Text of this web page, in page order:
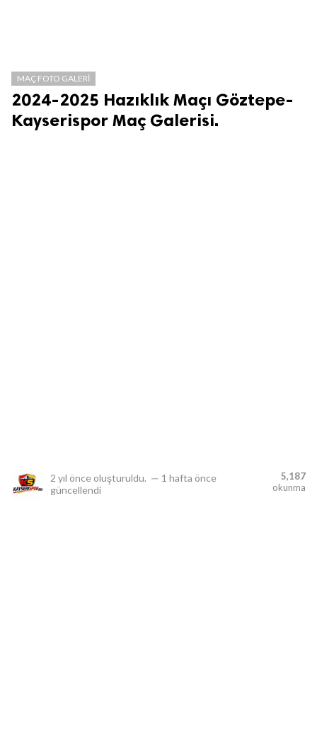
MAÇ FOTO GALERI
2024-2025 Hazıklık Maçı Göztepe-
Kayserispor Maç Galerisi.
2 yıl önce oluşturuldu. — 1 hafta önce
güncellendi
5,187
okunma